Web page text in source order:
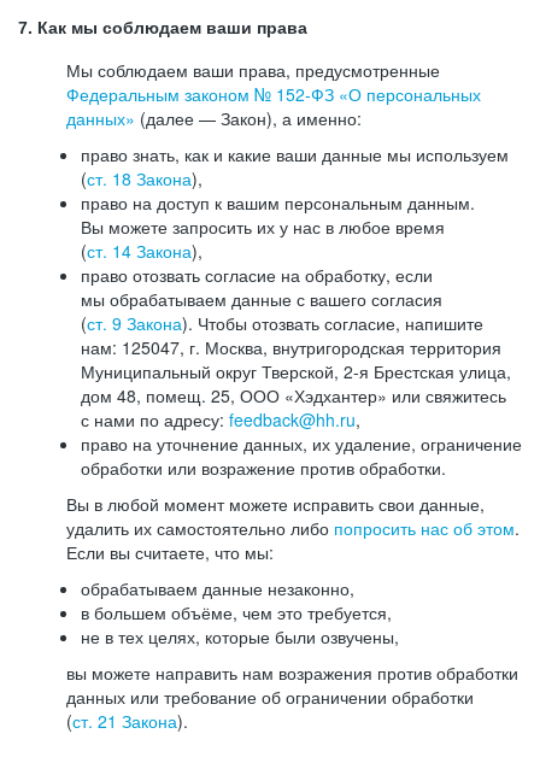
7. Как мы соблюдаем ваши права
Мы соблюдаем ваши права, предусмотренные
Федеральным законом № 152-ФЗ «О персональных
данных» (далее — Закон), а именно:
право знать, как и какие ваши данные мы используем
(ст. 18 Закона),
право на доступ к вашим персональным данным.
Вы можете запросить их у нас в любое время
(ст. 14 Закона),
право отозвать согласие на обработку, если
мы обрабатываем данные с вашего согласия
(ст. 9 Закона). Чтобы отозвать согласие, напишите
нам: 125047, г. Москва, внутригородская территория
Муниципальный округ Тверской, 2-я Брестская улица,
дом 48, помещ. 25, ООО «Хэдхантер» или свяжитесь
с нами по адресу: feedback@hh.ru,
право на уточнение данных, их удаление, ограничение
обработки или возражение против обработки.
Вы в любой момент можете исправить свои данные,
удалить их самостоятельно либо попросить нас об этом.
Если вы считаете, что мы:
обрабатываем данные незаконно,
в большем объёме, чем это требуется,
не в тех целях, которые были озвучены,
вы можете направить нам возражения против обработки
данных или требование об ограничении обработки
(ст. 21 Закона).